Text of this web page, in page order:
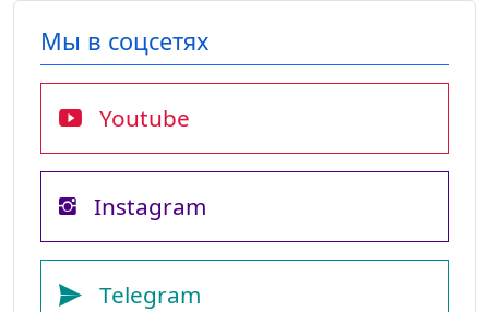
Мы в соцсетях
Youtube
Instagram
Telegram